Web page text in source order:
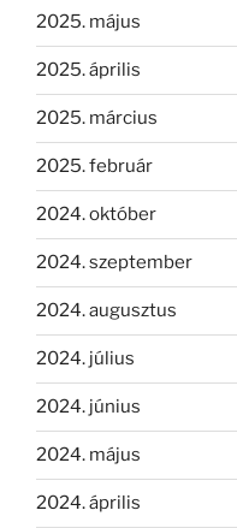
2025. május
2025. április
2025. március
2025. február
2024. október
2024. szeptember
2024. augusztus
2024. július
2024. június
2024. május
2024. április